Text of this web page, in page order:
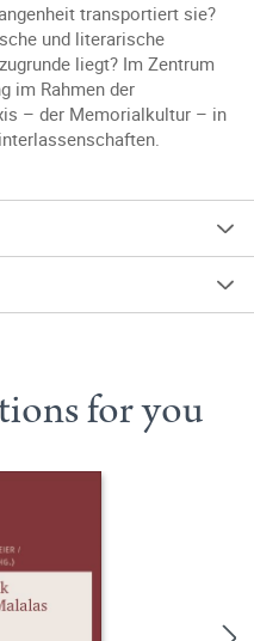
transportiert sie?
und literarische
liegt? Im Zentrum
im Rahmen der
– der Memorialkultur – in
for you